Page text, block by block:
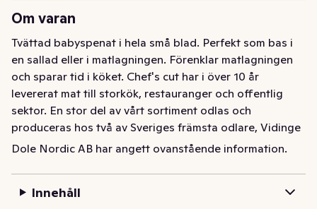
Om varan
Tvättad babyspenat i hela små blad. Perfekt som bas i
en sallad eller i matlagningen. Förenklar matlagningen
och sparar tid i köket. Chef's cut har i över 10 år
levererat mat till storkök, restauranger och offentlig
sektor. En stor del av vårt sortiment odlas och
produceras hos två av Sveriges främsta odlare, Vidinge
Grönt och Steglinge Gård. Tillsammans med dessa
del i Dole plc tillhör vi världens största leverantör av
färskvaror.
Dole Nordic AB har angett ovanstående information.
Innehåll